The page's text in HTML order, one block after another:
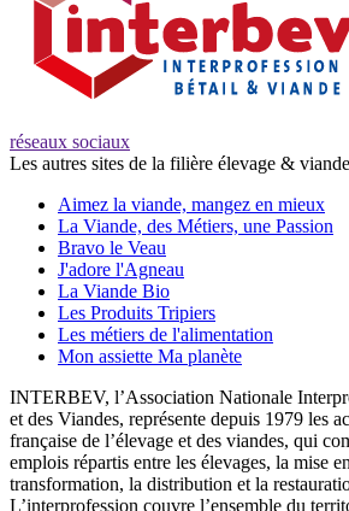
réseaux sociaux
Les autres sites de la filière élevage & viande
Aimez la viande, mangez en mieux
La Viande, des Métiers, une Passion
Bravo le Veau
J'adore l'Agneau
La Viande Bio
Les Produits Tripiers
Les métiers de l'alimentation
Mon assiette Ma planète
INTERBEV, l’Association Nationale
et des Viandes, représente depuis 1979 les
française de l’élevage et des viandes, qui
emplois répartis entre les élevages, la mise
transformation, la distribution et la
L’interprofession couvre l’ensemble du